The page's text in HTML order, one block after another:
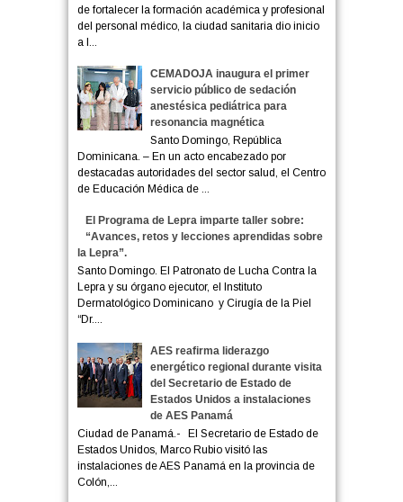
de fortalecer la formación académica y profesional
del personal médico, la ciudad sanitaria dio inicio
a l...
CEMADOJA inaugura el primer
servicio público de sedación
anestésica pediátrica para
resonancia magnética
Santo Domingo, República
Dominicana. – En un acto encabezado por
destacadas autoridades del sector salud, el Centro
de Educación Médica de ...
El Programa de Lepra imparte taller sobre:
“Avances, retos y lecciones aprendidas sobre
la Lepra”.
Santo Domingo. El Patronato de Lucha Contra la
Lepra y su órgano ejecutor, el Instituto
Dermatológico Dominicano y Cirugía de la Piel
“Dr....
AES reafirma liderazgo
energético regional durante visita
del Secretario de Estado de
Estados Unidos a instalaciones
de AES Panamá
Ciudad de Panamá.- El Secretario de Estado de
Estados Unidos, Marco Rubio visitó las
instalaciones de AES Panamá en la provincia de
Colón,...